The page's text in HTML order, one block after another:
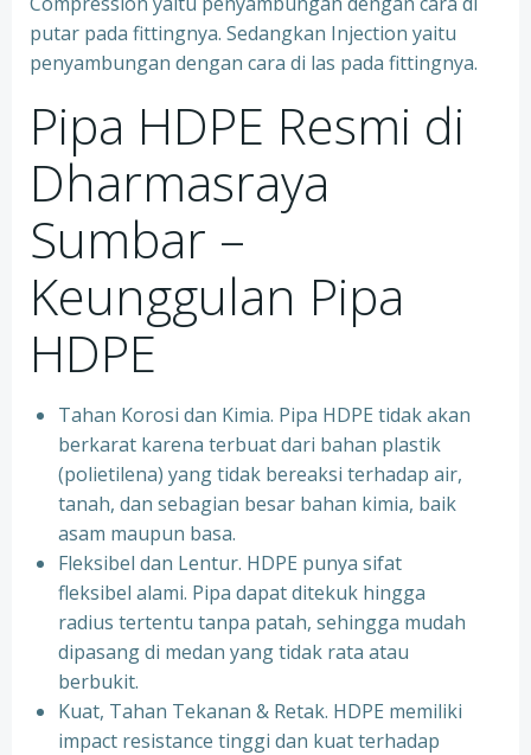
putar pada fittingnya. Sedangkan Injection yaitu
penyambungan dengan cara di las pada fittingnya.
Pipa HDPE Resmi di
Dharmasraya
Sumbar –
Keunggulan Pipa
HDPE
Tahan Korosi dan Kimia. Pipa HDPE tidak akan
berkarat karena terbuat dari bahan plastik
(polietilena) yang tidak bereaksi terhadap air,
tanah, dan sebagian besar bahan kimia, baik
asam maupun basa.
Fleksibel dan Lentur. HDPE punya sifat
fleksibel alami. Pipa dapat ditekuk hingga
radius tertentu tanpa patah, sehingga mudah
dipasang di medan yang tidak rata atau
berbukit.
Kuat, Tahan Tekanan & Retak. HDPE memiliki
impact resistance tinggi dan kuat terhadap